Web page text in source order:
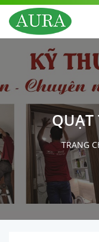
QUẠT
TRANG